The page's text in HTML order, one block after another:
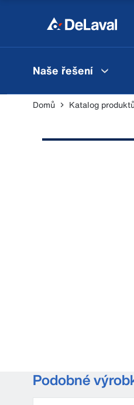
Naše řešení
Domů Katalog
Podobné